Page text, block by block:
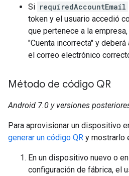
Si requiredAccountEmail
token y el usuario accedió
que pertenece a la
"Cuenta incorrecta" y
el correo electrónico
Método de código QR
Android 7.0 y versiones
Para aprovisionar un dispositivo
generar un código QR y mostrarlo
En un dispositivo nuevo o
configuración de fábrica, el